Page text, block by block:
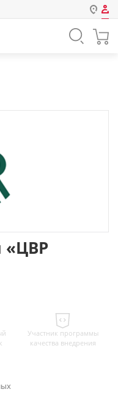
меня на этом
помощью
«ЦВР
Участник программы
качества внедрения